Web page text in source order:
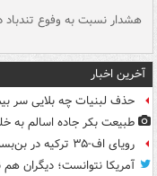
هشدار نسبت به وفوع تندباد
آخرین اخبار
حذف لبنیات چه بلایی سر
طبیعت بکر جاده اسالم به
رویای اف-۳۵ ترکیه در بن‌بست
آمریکا نتوانست؛ دیگران هم